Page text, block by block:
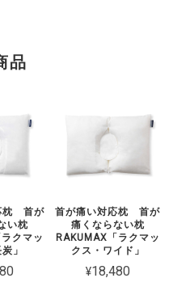
く楽になっているそうです。
品
枕 首が
い枕
クマッ
」
首が痛い対応枕 首が
痛くならない枕
RAKUMAX「ラクマッ
クス・ワイド」
¥18,480